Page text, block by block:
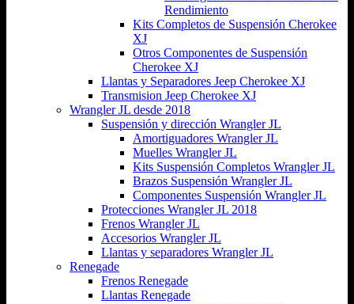
Rendimiento
Kits Completos de Suspensión Cherokee
XJ
Otros Componentes de Suspensión
Cherokee XJ
Llantas y Separadores Jeep Cherokee XJ
Transmision Jeep Cherokee XJ
Wrangler JL desde 2018
Suspensión y dirección Wrangler JL
Amortiguadores Wrangler JL
Muelles Wrangler JL
Kits Suspensión Completos Wrangler JL
Brazos Suspensión Wrangler JL
Componentes Suspensión Wrangler JL
Protecciones Wrangler JL 2018
Frenos Wrangler JL
Accesorios Wrangler JL
Llantas y separadores Wrangler JL
Renegade
Frenos Renegade
Llantas Renegade